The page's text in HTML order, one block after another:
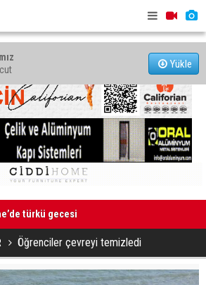
Yükle
türkü gecesi
enflasyon temmuzda yüzde 2,9
Öğrenciler çevreyi temizledi